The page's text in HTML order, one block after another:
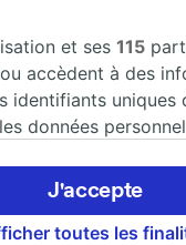
et ses115
accèdent à des
identifiants uniques
données
notamment en
à l’intérêt
ou à tout
toutes les
J'accepte